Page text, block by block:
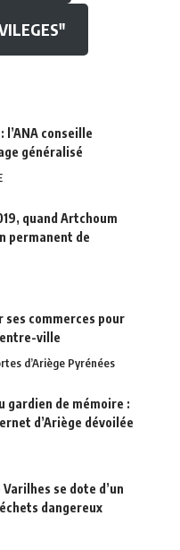
conseille
généralisé
quand Artchoum
permanent de
ses commerces pour
ville
d’Ariège Pyrénées
gardien de mémoire :
d’Ariège dévoilée
se dote d’un
dangereux